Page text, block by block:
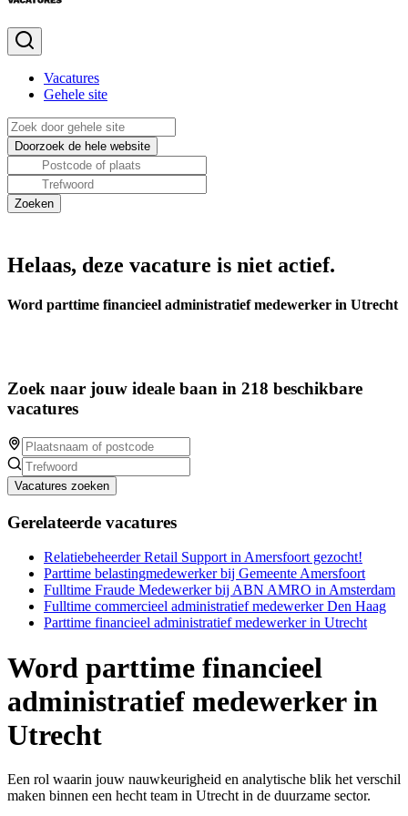
Vacatures
Gehele site
Helaas, deze vacature is niet actief.
Word parttime financieel administratief medewerker in Utrecht
Zoek naar jouw ideale baan in 218 beschikbare
vacatures
Vacatures zoeken
Gerelateerde vacatures
Relatiebeheerder Retail Support in Amersfoort gezocht!
Parttime belastingmedewerker bij Gemeente Amersfoort
Fulltime Fraude Medewerker bij ABN AMRO in Amsterdam
Fulltime commercieel administratief medewerker Den Haag
Parttime financieel administratief medewerker in Utrecht
Word parttime financieel
administratief medewerker in
Utrecht
Een rol waarin jouw nauwkeurigheid en analytische blik het verschil
maken binnen een hecht team in Utrecht in de duurzame sector.